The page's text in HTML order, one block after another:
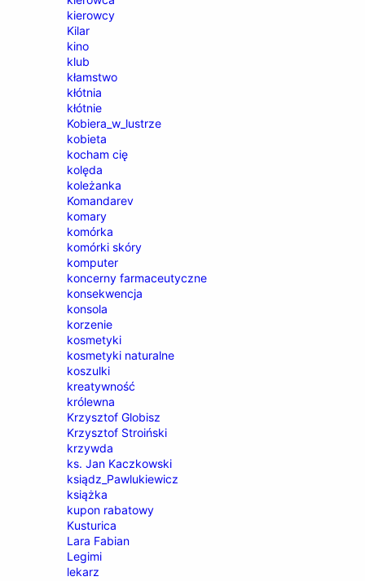
kierowcy
Kilar
kino
klub
kłamstwo
kłótnia
kłótnie
Kobiera_w_lustrze
kobieta
kocham cię
kolęda
koleżanka
Komandarev
komary
komórka
komórki skóry
komputer
koncerny farmaceutyczne
konsekwencja
konsola
korzenie
kosmetyki
kosmetyki naturalne
koszulki
kreatywność
królewna
Krzysztof Globisz
Krzysztof Stroiński
krzywda
ks. Jan Kaczkowski
ksiądz_Pawlukiewicz
książka
kupon rabatowy
Kusturica
Lara Fabian
Legimi
lekarz